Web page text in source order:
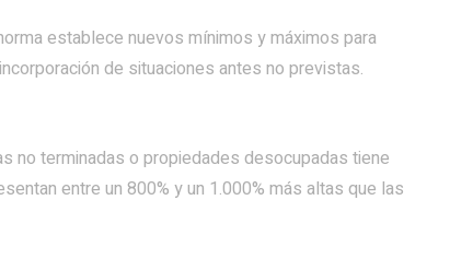
establece nuevos mínimos y máximos para
de situaciones antes no previstas.
no terminadas o propiedades desocupadas tiene
entre un 800% y un 1.000% más altas que las